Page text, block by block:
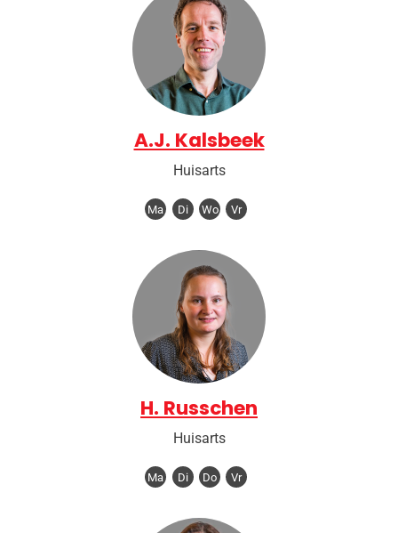
A.J. Kalsbeek
Huisarts
Ma Di Wo Vr
H. Russchen
Huisarts
Ma Di Do Vr